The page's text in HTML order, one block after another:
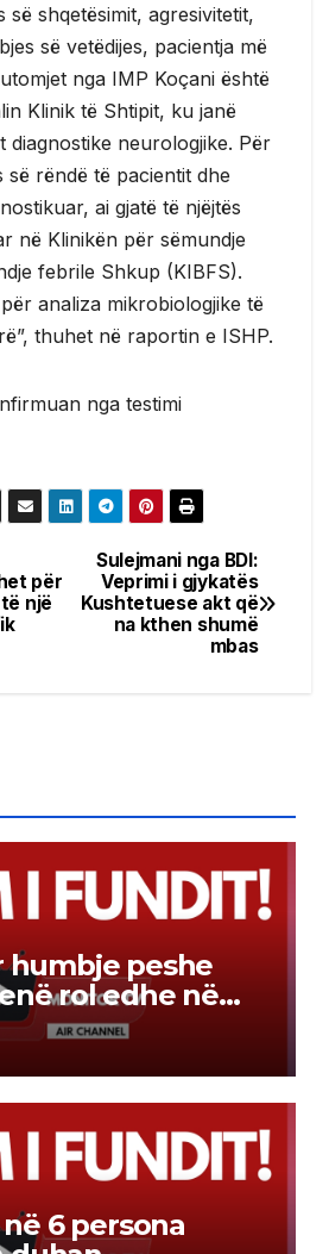
së shqetësimit, agresivitetit,
së vetëdijes, pacientja më
nga IMP Koçani është
Klinik të Shtipit, ku janë
neurologjike. Për
së rëndë të pacientit dhe
ai gjatë të njëjtës
në Klinikën për sëmundje
febrile Shkup (KIBFS).
analiza mikrobiologjike të
thuhet në raportin e ISHP.
nga testimi
Sulejmani nga BDI:
Veprimi i gjykatës
Kushtetuese akt që
na kthen shumë
mbas
për
një
humbje peshe
rol edhe në
kancerit
6 persona